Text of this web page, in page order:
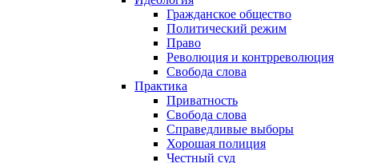
Гражданское общество
Политический режим
Право
Революция и контрреволюция
Свобода слова
Практика
Приватность
Свобода слова
Справедливые выборы
Хорошая полиция
Честный суд